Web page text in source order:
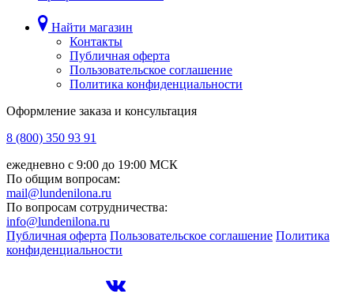
Найти магазин
Контакты
Публичная оферта
Пользовательское соглашение
Политика конфиденциальности
Оформление заказа и консультация
8 (800) 350 93 91
ежедневно с 9:00 до 19:00 МСК
По общим вопросам:
mail@lundenilona.ru
По вопросам сотрудничества:
info@lundenilona.ru
Публичная оферта Пользовательское соглашение Политика
конфиденциальности